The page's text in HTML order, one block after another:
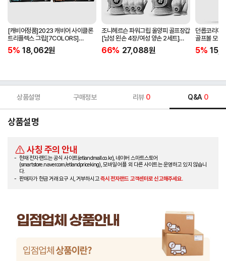
[캐비어정품]2023 캐비어 사이클론
트리플렉스 그립[7COLORS]
[라운드][39g/42g/46g/50g]
[R/S 토크]
5% 18,062원
조니헤르슨 파워그립 올양피 골프장갑
[남성 왼손 4장/여성 양손 2세트]
[화이트][케이스포함]
66% 27,088원
던롭코리아
골프볼 모
[2피스/12
5%
상품설명 구매정보 리뷰 0 Q&A 0
상품설명
사칭 주의 안내
현재 전자랜드는 공식 사이트(etlandmall.co.kr), 네이버 스마트스토어
(smartstore.naver.com/etlandpriceking), 모바일 어플 외 다른 사이트는 운영하고 있지 않습니
다.
판매자가 현금 거래 요구 시, 거부하시고즉시 전자랜드 고객센터로 신고해주세요.